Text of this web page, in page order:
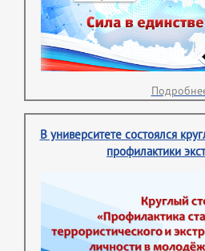
В университете состоялся
профилактики